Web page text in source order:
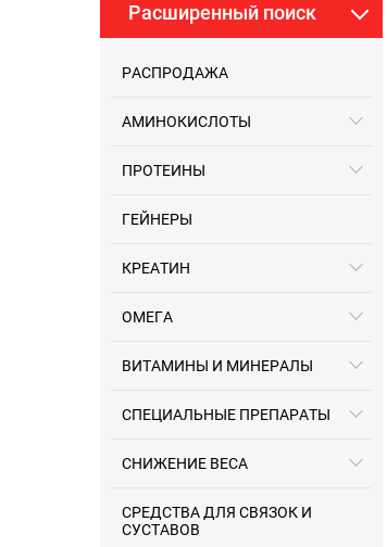
Расширенный поиск
РАСПРОДАЖА
АМИНОКИСЛОТЫ
ПРОТЕИНЫ
ГЕЙНЕРЫ
КРЕАТИН
ОМЕГА
ВИТАМИНЫ И МИНЕРАЛЫ
СПЕЦИАЛЬНЫЕ ПРЕПАРАТЫ
СНИЖЕНИЕ ВЕСА
СРЕДСТВА ДЛЯ СВЯЗОК И
СУСТАВОВ
Информация про разные